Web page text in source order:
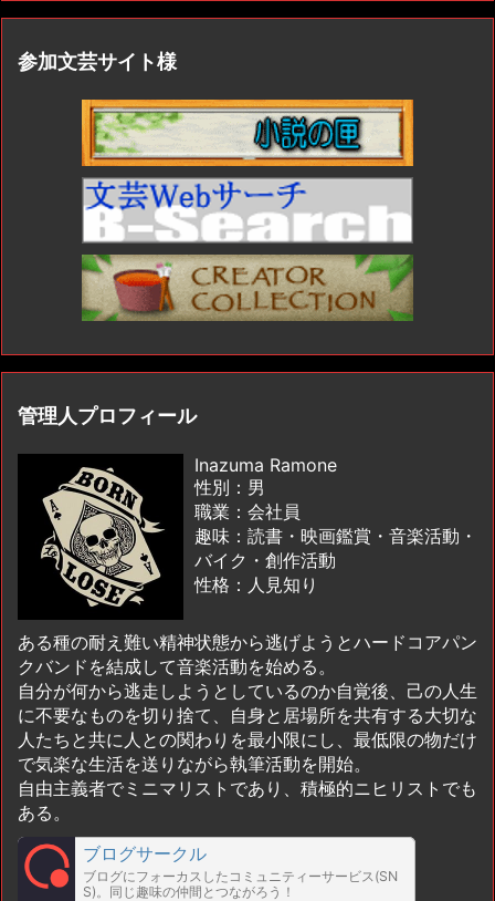
参加文芸サイト様
管理人プロフィール
Inazuma Ramone
性別：男
職業：会社員
趣味：読書・映画鑑賞・音楽活動・
バイク・創作活動
性格：人見知り
ある種の耐え難い精神状態から逃げようとハードコアパン
クバンドを結成して音楽活動を始める。
自分が何から逃走しようとしているのか自覚後、己の人生
に不要なものを切り捨て、自身と居場所を共有する大切な
人たちと共に人との関わりを最小限にし、最低限の物だけ
で気楽な生活を送りながら執筆活動を開始。
自由主義者でミニマリストであり、積極的ニヒリストでも
ある。
ブログサークル
ブログにフォーカスしたコミュニティーサービス(SN
S)。同じ趣味の仲間とつながろう！